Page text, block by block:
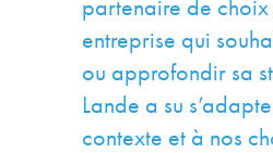
partenaire de
entreprise qui
ou approfondir sa
Lande a su
contexte et à nos